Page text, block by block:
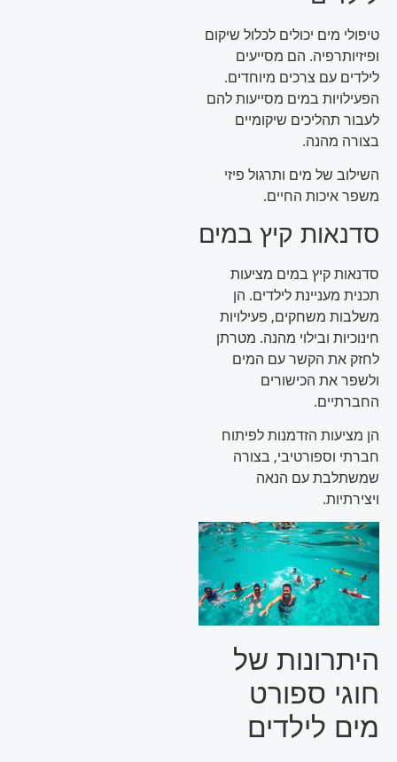
טיפולי מים יכולים לכלול שיקום
ופיזיותרפיה. הם מסייעים
לילדים עם צרכים מיוחדים.
הפעילויות במים מסייעות להם
לעבור תהליכים שיקומיים
בצורה מהנה.
השילוב של מים ותרגול פיזי
משפר איכות החיים.
סדנאות קיץ במים
סדנאות קיץ במים מציעות
תכנית מעניינת לילדים. הן
משלבות משחקים, פעילויות
חינוכיות ובילוי מהנה. מטרתן
לחזק את הקשר עם המים
ולשפר את הכישורים
החברתיים.
הן מציעות הזדמנות לפיתוח
חברתי וספורטיבי, בצורה
שמשתלבת עם הנאה
ויצירתיות.
היתרונות של
חוגי ספורט
מים לילדים